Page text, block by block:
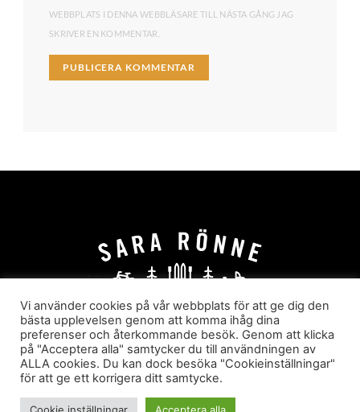
WEBBPLATS I DENNA WEBBLÄSARE TILL NÄSTA GÅNG JAG
SKRIVER EN KOMMENTAR.
HEM OM MIG
JOBBA MED MIG
HYR I JÄRVSÖ!
KATEGORIER
Sara Rönne. En blogg om frihet, upplevelser och
äventyr
Vi använder cookies på vår webbplats för att ge dig den
bästa upplevelsen genom att komma ihåg dina
preferenser och återkommande besök. Genom att klicka
på "Acceptera alla" samtycker du till användningen av
ALLA cookies. Du kan dock besöka "Cookieinställningar"
för att ge ett korrigera ditt samtycke.